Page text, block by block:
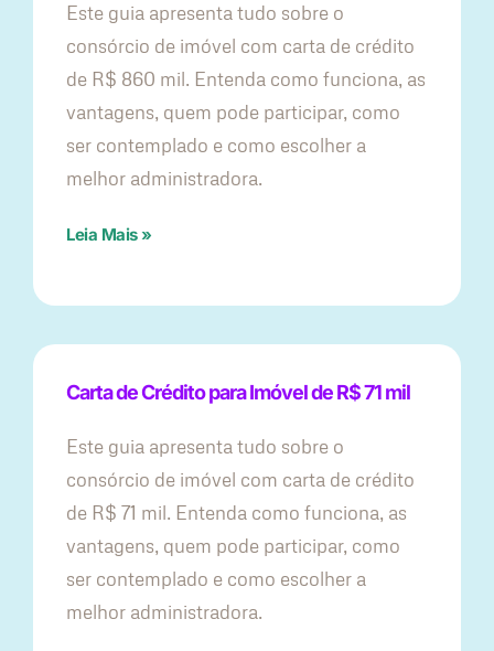
Este guia apresenta tudo sobre o
consórcio de imóvel com carta de crédito
de R$ 860 mil. Entenda como funciona, as
vantagens, quem pode participar, como
ser contemplado e como escolher a
melhor administradora.
Leia Mais »
Carta de Crédito para Imóvel de R$ 71 mil
Este guia apresenta tudo sobre o
consórcio de imóvel com carta de crédito
de R$ 71 mil. Entenda como funciona, as
vantagens, quem pode participar, como
ser contemplado e como escolher a
melhor administradora.